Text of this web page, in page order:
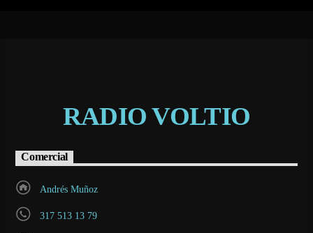
RADIO VOLTIO
Comercial
Andrés Muñoz
317 513 13 79